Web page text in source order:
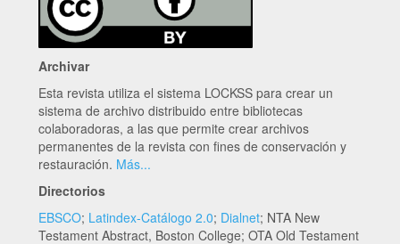
Archivar
Esta revista utiliza el sistema LOCKSS para crear un
sistema de archivo distribuido entre bibliotecas
colaboradoras, a las que permite crear archivos
permanentes de la revista con fines de conservación y
restauración. Más...
Directorios
EBSCO; Latindex-Catálogo 2.0; Dialnet; NTA New
Testament Abstract, Boston College; OTA Old Testament